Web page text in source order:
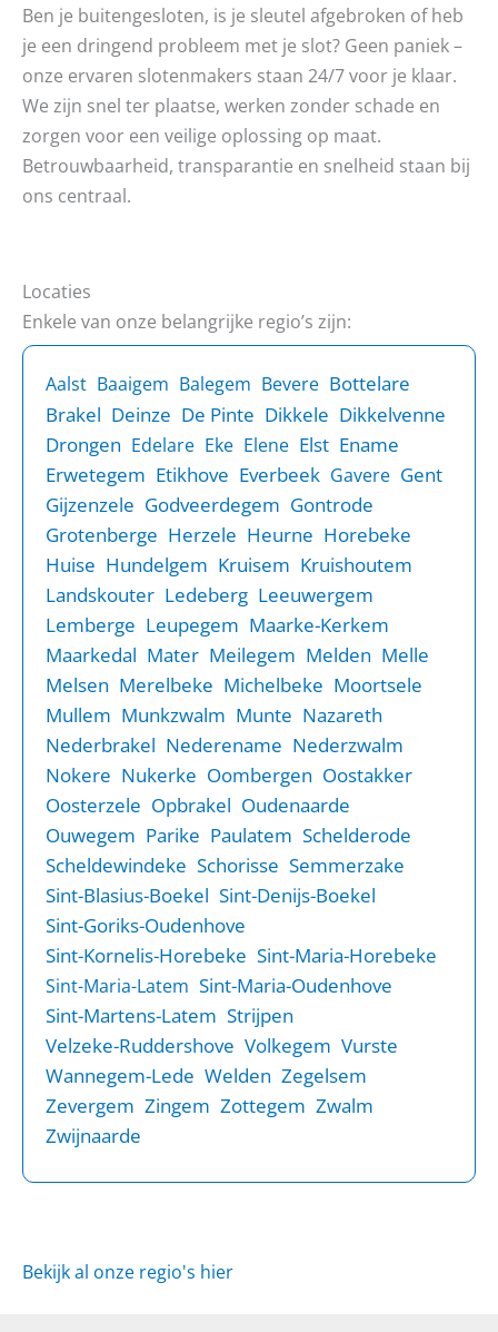
Ben je buitengesloten, is je sleutel afgebroken of heb
je een dringend probleem met je slot? Geen paniek –
onze ervaren slotenmakers staan 24/7 voor je klaar.
We zijn snel ter plaatse, werken zonder schade en
zorgen voor een veilige oplossing op maat.
Betrouwbaarheid, transparantie en snelheid staan bij
ons centraal.
Locaties
Enkele van onze belangrijke regio’s zijn:
Aalst Baaigem Balegem Bevere Bottelare
Brakel Deinze De Pinte Dikkele Dikkelvenne
Drongen Edelare Eke Elene Elst Ename
Erwetegem Etikhove Everbeek Gavere Gent
Gijzenzele Godveerdegem Gontrode
Grotenberge Herzele Heurne Horebeke
Huise Hundelgem Kruisem Kruishoutem
Landskouter Ledeberg Leeuwergem
Lemberge Leupegem Maarke-Kerkem
Maarkedal Mater Meilegem Melden Melle
Melsen Merelbeke Michelbeke Moortsele
Mullem Munkzwalm Munte Nazareth
Nederbrakel Nederename Nederzwalm
Nokere Nukerke Oombergen Oostakker
Oosterzele Opbrakel Oudenaarde
Ouwegem Parike Paulatem Schelderode
Scheldewindeke Schorisse Semmerzake
Sint-Blasius-Boekel Sint-Denijs-Boekel
Sint-Goriks-Oudenhove
Sint-Kornelis-Horebeke Sint-Maria-Horebeke
Sint-Maria-Latem Sint-Maria-Oudenhove
Sint-Martens-Latem Strijpen
Velzeke-Ruddershove Volkegem Vurste
Wannegem-Lede Welden Zegelsem
Zevergem Zingem Zottegem Zwalm
Zwijnaarde
Bekijk al onze regio's hier